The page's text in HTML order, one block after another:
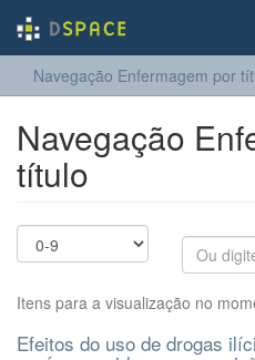
Navegação Enfermagem por
Navegação
título
Itens para a visualização no
Efeitos do uso de drogas